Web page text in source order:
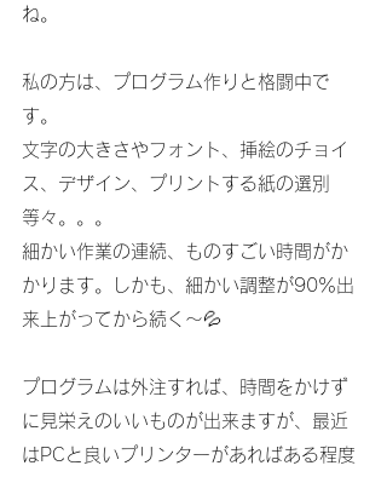
ね。
私の方は、プログラム作りと格闘中で
す。
文字の大きさやフォント、挿絵のチョイ
ス、デザイン、プリントする紙の選別
等々。。。
細かい作業の連続、ものすごい時間がか
かります。しかも、細かい調整が90％出
来上がってから続く～💦
プログラムは外注すれば、時間をかけず
に見栄えのいいものが出来ますが、最近
はPCと良いプリンターがあればある程度